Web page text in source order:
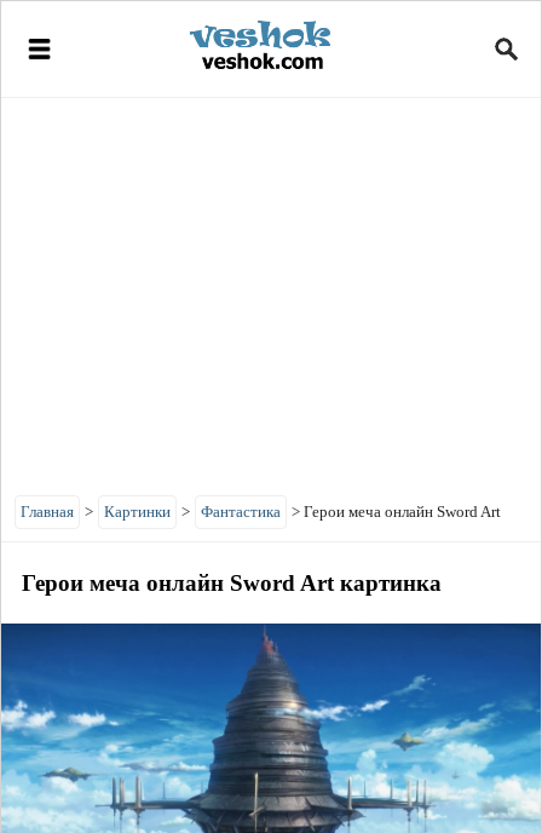
Главная > Картинки > Фантастика > Герои меча онлайн Sword Art
Герои меча онлайн Sword Art картинка